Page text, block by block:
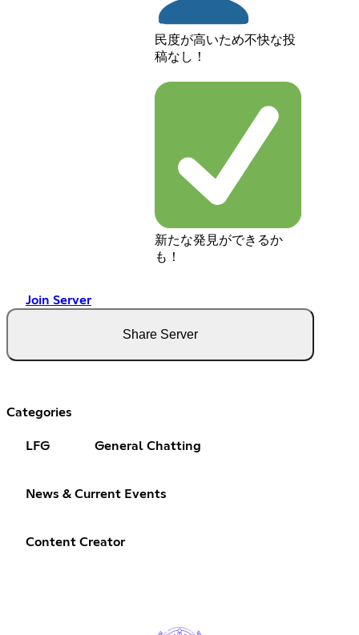
民度が高いため不快な投
稿なし！
新たな発見ができるか
も！
Join Server
Share Server
Categories
LFG General Chatting
News & Current Events
Content Creator